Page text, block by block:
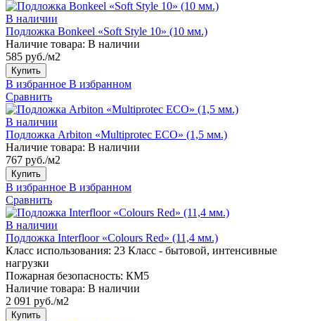
В наличии
Подложка Bonkeel «Soft Style 10» (10 мм.)
Наличие товара: В наличии
585 руб./м2
Купить
В избранное В избранном
Сравнить
В наличии
Подложка Arbiton «Multiprotec ECO» (1,5 мм.)
Наличие товара: В наличии
767 руб./м2
Купить
В избранное В избранном
Сравнить
В наличии
Подложка Interfloor «Colours Red» (11,4 мм.)
Класс использования: 23 Класс - бытовой, интенсивные
нагрузки
Пожарная безопасность: КМ5
Наличие товара: В наличии
2 091 руб./м2
Купить